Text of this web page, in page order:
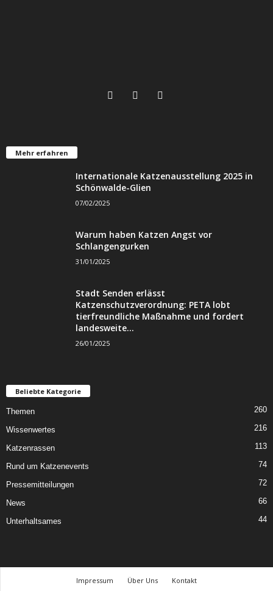
Mehr erfahren
Internationale Katzenausstellung 2025 in
Schönwalde-Glien
07/02/2025
Warum haben Katzen Angst vor
Schlangengurken
31/01/2025
Stadt Senden erlässt
Katzenschutzverordnung: PETA lobt
tierfreundliche Maßnahme und fordert
landesweite...
26/01/2025
Beliebte Kategorie
Themen 260
Wissenwertes 216
Katzenrassen 113
Rund um Katzenevents 74
Pressemitteilungen 72
News 66
Unterhaltsames 44
Impressum Über Uns Kontakt